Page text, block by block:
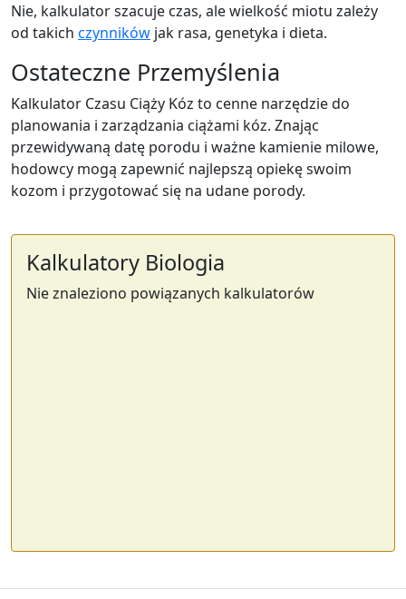
Nie, kalkulator szacuje czas, ale wielkość miotu zależy
od takich czynników jak rasa, genetyka i dieta.
Ostateczne Przemyślenia
Kalkulator Czasu Ciąży Kóz to cenne narzędzie do
planowania i zarządzania ciążami kóz. Znając
przewidywaną datę porodu i ważne kamienie milowe,
hodowcy mogą zapewnić najlepszą opiekę swoim
kozom i przygotować się na udane porody.
Kalkulatory Biologia
Nie znaleziono powiązanych kalkulatorów